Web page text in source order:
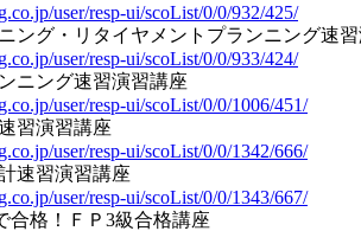
user/resp-ui/scoList/0/0/932/425/
ング・リタイヤメントプランニング速
user/resp-ui/scoList/0/0/933/424/
ニング速習演習講座
user/resp-ui/scoList/0/0/1006/451/
習演習講座
user/resp-ui/scoList/0/0/1342/666/
速習演習講座
user/resp-ui/scoList/0/0/1343/667/
合格！ＦＰ3級合格講座